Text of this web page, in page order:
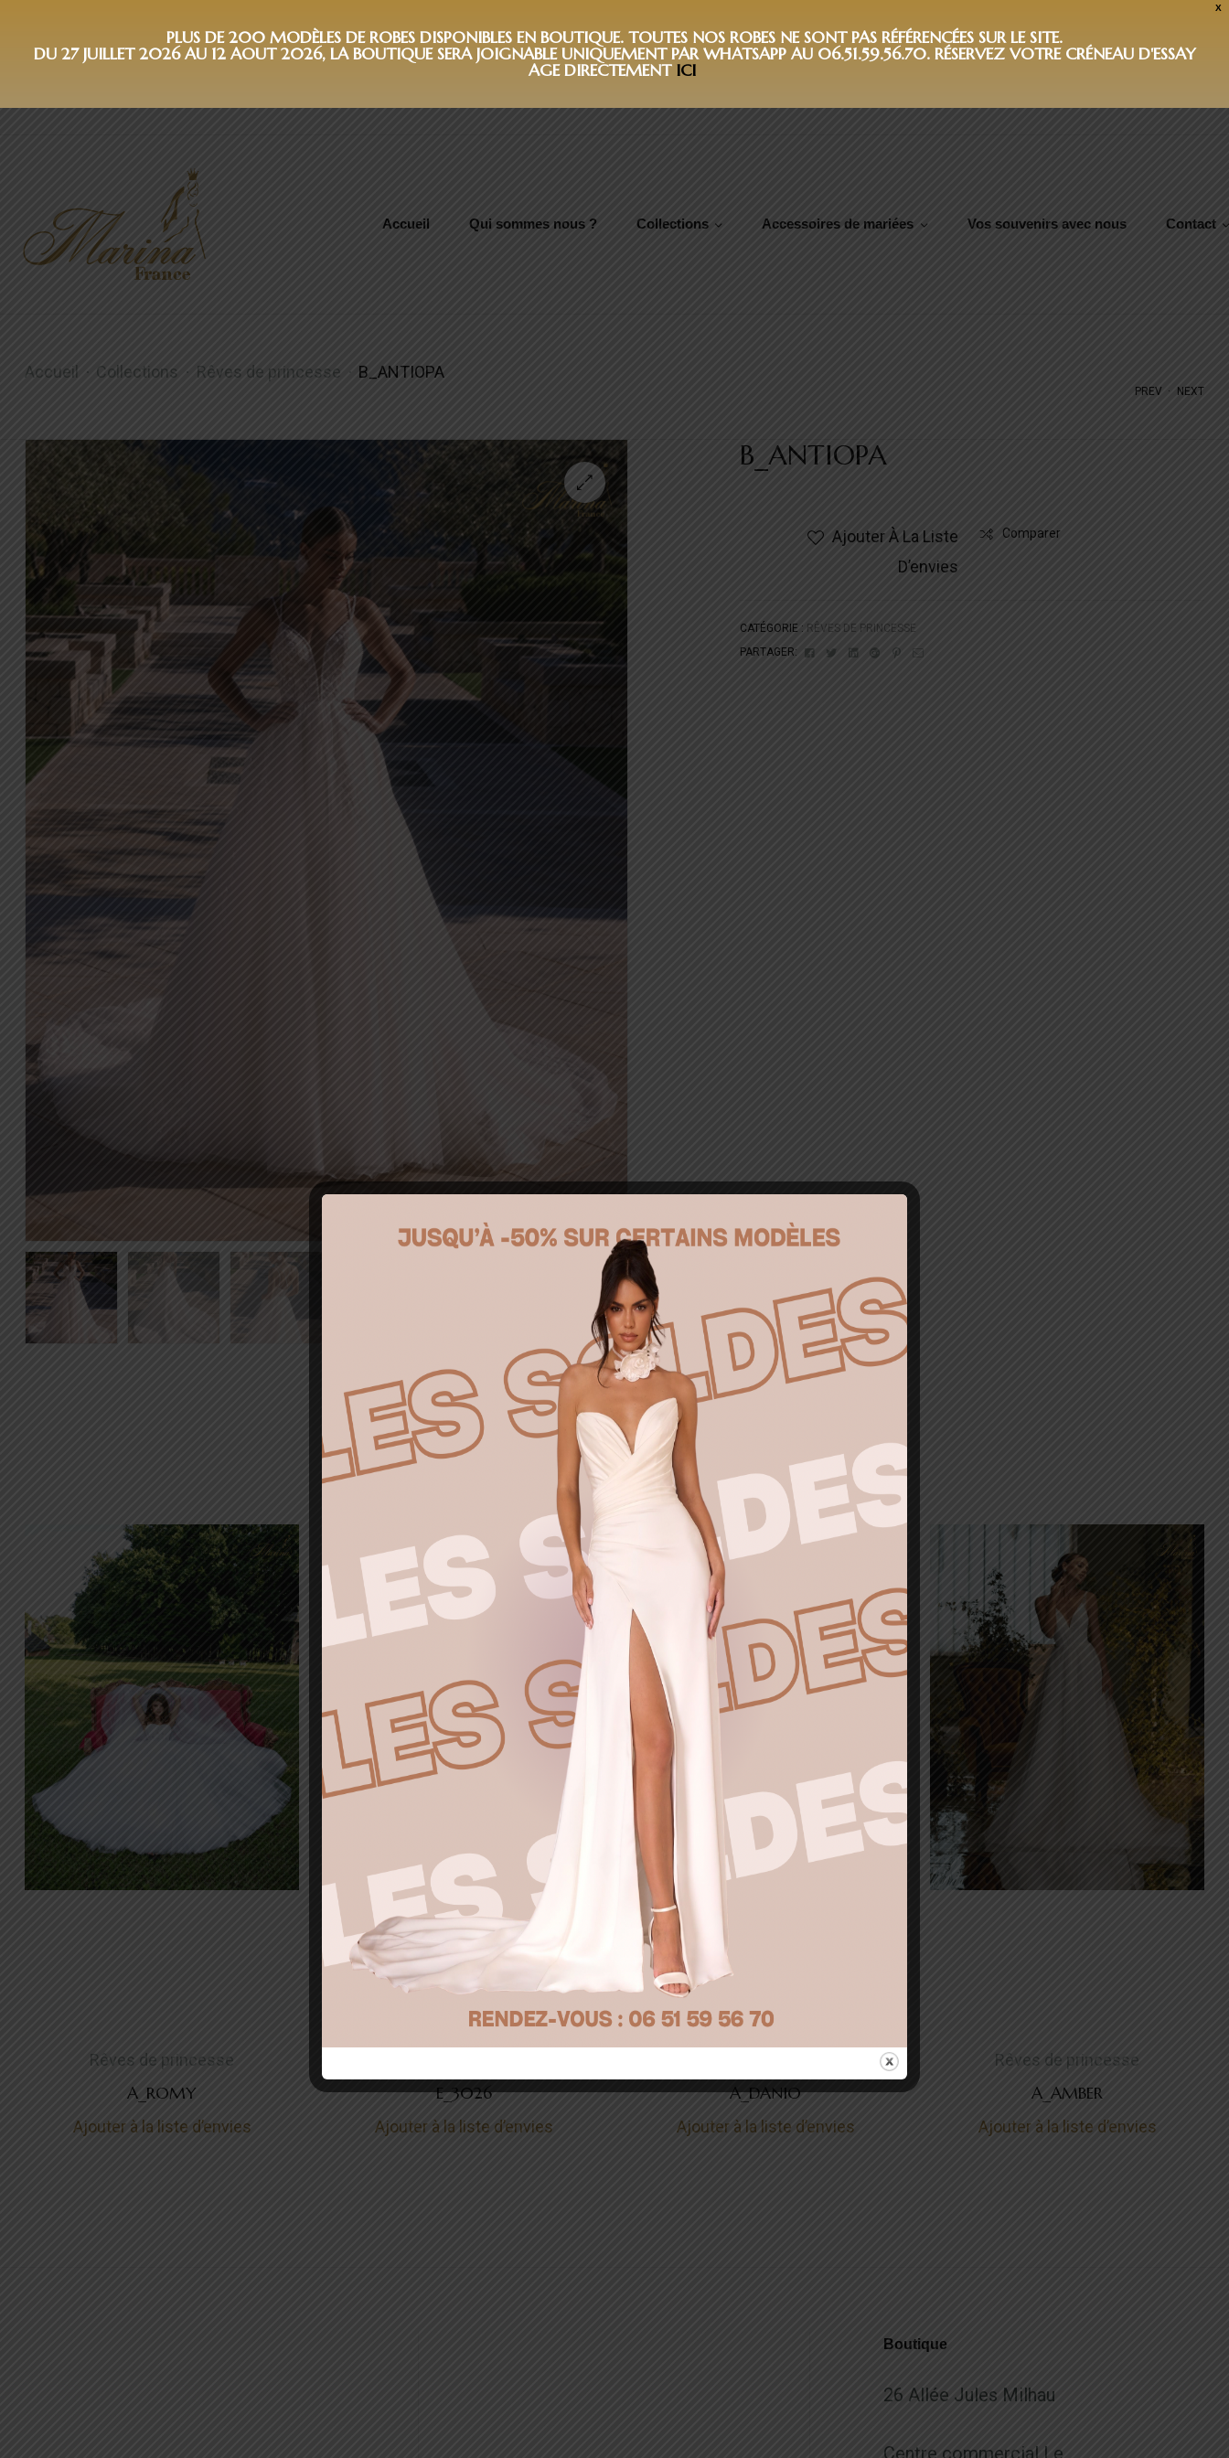
X
PLUS DE 200 MODÈLES DE ROBES DISPONIBLES EN BOUTIQUE. TOUTES NOS ROBES NE SONT PAS RÉFÉRENCÉES SUR LE SITE.
DU 27 JUILLET 2026 AU 12 AOUT 2026, LA BOUTIQUE SERA JOIGNABLE UNIQUEMENT PAR WHATSAPP AU 06.51.59.56.70. RÉSERVEZ VOTRE CRÉNEAU D'ESSAY
AGE DIRECTEMENT ICI
Accueil Qui sommes nous ? Collections Accessoires de mariées Vos souvenirs avec nous Contact
B_ANTIOPA
Accueil Collections Rêves de princesse B_ANTIOPA
PREV . NEXT
B_ANTIOPA
Ajouter À La Liste
D’envies
Comparer
CATÉGORIE : RÊVES DE PRINCESSE
PARTAGER:
FacebookTwitterLinkedinGoogle+Pinterest
Produits similaires
Rêves de princesse
A_ROMY
Ajouter à la liste d’envies
E_3026
Ajouter à la liste d’envies
A_DANIO
Ajouter à la liste d’envies
Rêves de princesse
A_AMBER
Ajouter à la liste d’envies
Boutique
26 Allée Jules Milhau
Centre commercial Le